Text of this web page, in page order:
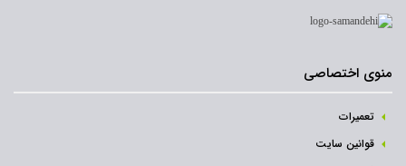
منوی اختصاصی
تعمیرات
قوانین سایت